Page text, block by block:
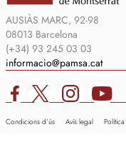
AUSIÀS MARC, 92-98
08013 Barcelona
(+34) 93 245 03 03
informacio@pamsa.cat
Condicions d’ús Avís legal